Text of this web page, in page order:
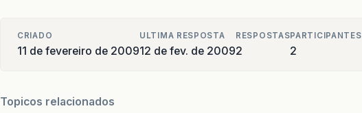
CRIADO
11 de fevereiro de 2009
ULTIMA RESPOSTA
12 de fev. de 2009
RESPOSTAS
2
PARTICIPANTES
2
Topicos relacionados